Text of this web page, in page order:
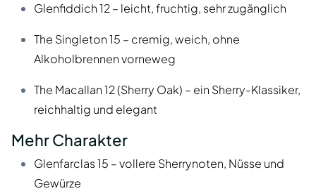
Glenfiddich 12 – leicht, fruchtig, sehr zugänglich
The Singleton 15 – cremig, weich, ohne
Alkoholbrennen vorneweg
The Macallan 12 (Sherry Oak) – ein Sherry-Klassiker,
reichhaltig und elegant
Mehr Charakter
Glenfarclas 15 – vollere Sherrynoten, Nüsse und
Gewürze